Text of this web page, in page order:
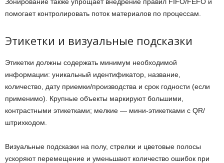
помогает контролировать поток материалов по процессам.
Этикетки и визуальные подсказки
Этикетки должны содержать минимум необходимой
информации: уникальный идентификатор, название,
количество, дату приемки/производства и срок годности (если
применимо). Крупные объекты маркируют большими,
контрастными этикетками; мелкие — мини-этикетками с QR/
штрихкодом.
Визуальные подсказки на полу, стрелки и цветовые полосы
ускоряют перемещение и уменьшают количество ошибок при